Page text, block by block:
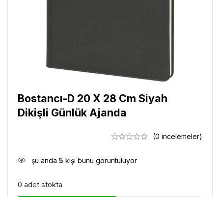
Bostancı-D 20 X 28 Cm Siyah
Dikişli Günlük Ajanda
(0 incelemeler)
şu anda 5 kişi bunu görüntülüyor
0 adet stokta